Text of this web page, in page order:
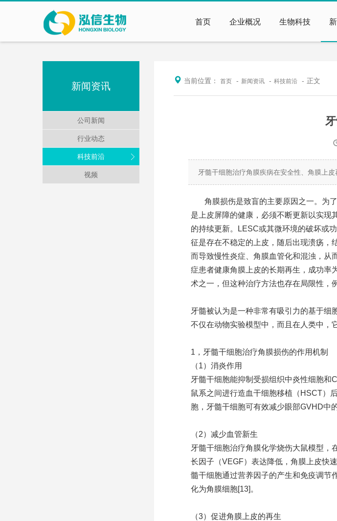
首页 企业概况 生物科技
新闻资讯
公司新闻
行业动态
科技前沿
视频
当前位置： 首页 新闻资讯 科技前沿 正文
牙髓干细胞治疗角膜疾病在安全性、角膜上
角膜损伤是致盲的主要原因之一。为
是上皮屏障的健康，必须不断更新以实现
的持续更新。LESC或其微环境的破坏或
征是存在不稳定的上皮，随后出现溃疡，
而导致慢性炎症、角膜血管化和混浊，从
症患者健康角膜上皮的长期再生，成功率
术之一，但这种治疗方法也存在局限性，
牙髓被认为是一种非常有吸引力的基于细
不仅在动物实验模型中，而且在人类中，
1，牙髓干细胞治疗角膜损伤的作用机制
（1）消炎作用
牙髓干细胞能抑制受损组织中炎性细胞和
鼠系之间进行造血干细胞移植（HSCT）
胞，牙髓干细胞可有效减少眼部GVHD中
（2）减少血管新生
牙髓干细胞治疗角膜化学烧伤大鼠模型，
长因子（VEGF）表达降低，角膜上皮快
髓干细胞通过营养因子的产生和免疫调节
化为角膜细胞[13]。
（3）促进角膜上皮的再生